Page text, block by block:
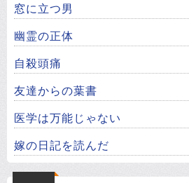
窓に立つ男
幽霊の正体
自殺頭痛
友達からの葉書
医学は万能じゃない
嫁の日記を読んだ